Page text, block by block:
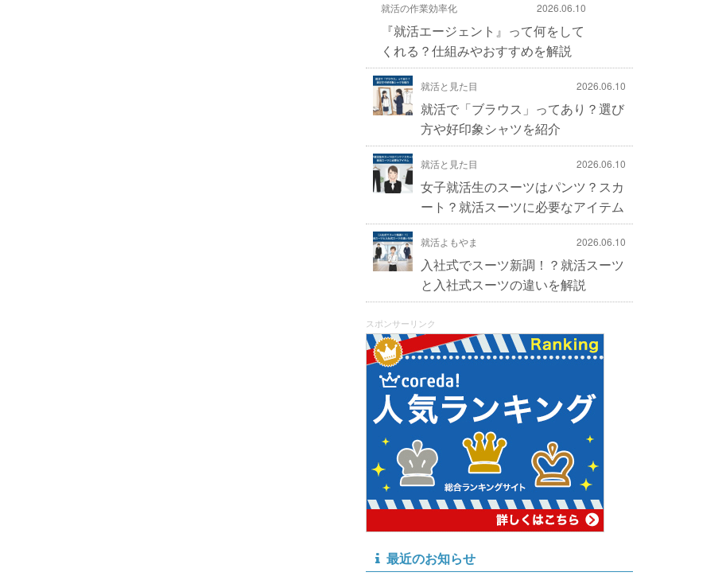
就活の作業効率化 2026.06.10
『就活エージェント』って何をして
くれる？仕組みやおすすめを解説
就活と見た目 2026.06.10
就活で「ブラウス」ってあり？選び
方や好印象シャツを紹介
就活と見た目 2026.06.10
女子就活生のスーツはパンツ？スカ
ート？就活スーツに必要なアイテム
就活よもやま 2026.06.10
入社式でスーツ新調！？就活スーツ
と入社式スーツの違いを解説
スポンサーリンク
最近のお知らせ